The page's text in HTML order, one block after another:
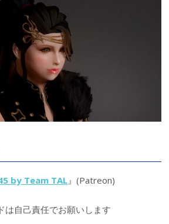
by Team TAL 』(Patreon)
自己責任でお願いします